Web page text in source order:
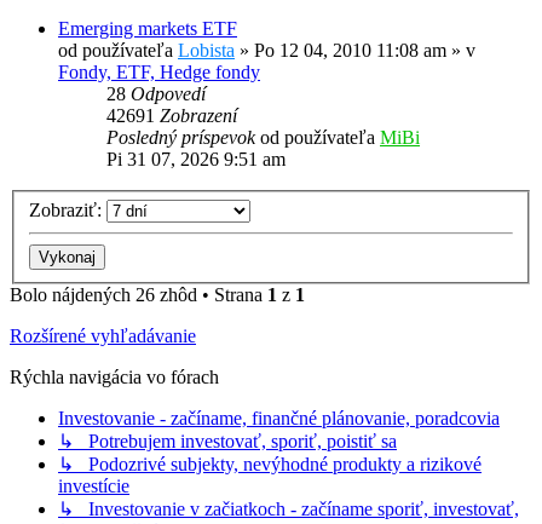
Emerging markets ETF
od používateľa Lobista » Po 12 04, 2010 11:08 am » v
Fondy, ETF, Hedge fondy
28 Odpovedí
42691 Zobrazení
Posledný príspevokod používateľa MiBi
Pi 31 07, 2026 9:51 am
Zobraziť:
Bolo nájdených 26 zhôd • Strana 1 z 1
Rozšírené vyhľadávanie
Rýchla navigácia vo fórach
Investovanie - začíname, finančné plánovanie, poradcovia
↳ Potrebujem investovať, sporiť, poistiť sa
↳ Podozrivé subjekty, nevýhodné produkty a rizikové
investície
↳ Investovanie v začiatkoch - začíname sporiť, investovať,